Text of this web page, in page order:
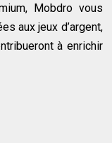
Mobdro vous
aux jeux d’argent,
à enrichir